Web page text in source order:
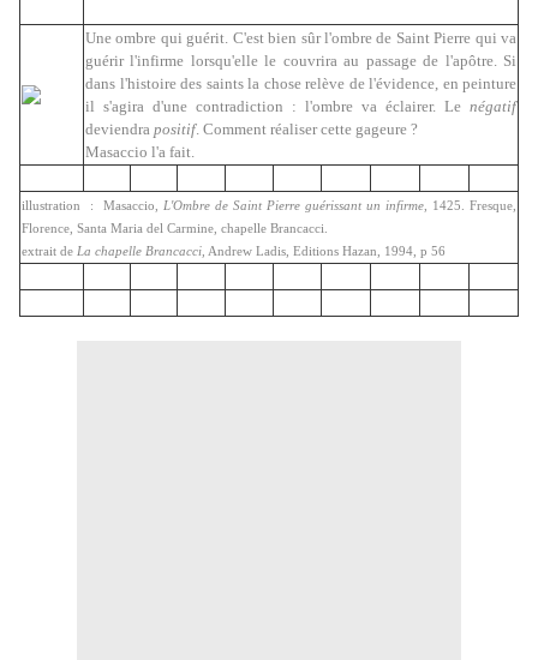
Une ombre qui guérit. C'est bien sûr l'ombre de Saint Pierre qui va
guérir l'infirme lorsqu'elle le couvrira au passage de l'apôtre. Si
dans l'histoire des saints la chose relève de l'évidence, en peinture
il s'agira d'une contradiction : l'ombre va éclairer. Le négatif
deviendra positif. Comment réaliser cette gageure ?
Masaccio l'a fait.
illustration : Masaccio, L'Ombre de Saint Pierre guérissant un infirme , 1425. Fresque,
Florence, Santa Maria del Carmine, chapelle Brancacci.
extrait de La chapelle Brancacci, Andrew Ladis, Editions Hazan, 1994, p 56